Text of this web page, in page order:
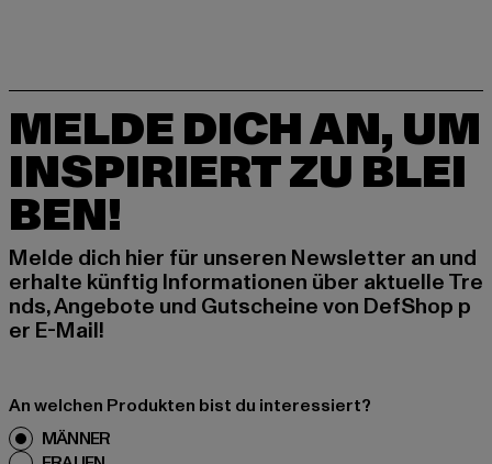
MELDE DICH AN, UM
INSPIRIERT ZU BLEI
BEN!
Melde dich hier für unseren Newsletter an und
erhalte künftig Informationen über aktuelle Tre
nds, Angebote und Gutscheine von DefShop p
er E-Mail!
An welchen Produkten bist du interessiert?
MÄNNER